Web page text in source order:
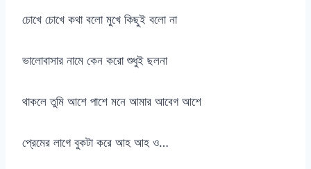
চোখে চোখে কথা বলো মুখে কিছুই বলো না
ভালোবাসার নামে কেন করো শুধুই ছলনা
থাকলে তুমি আশে পাশে মনে আমার আবেগ আশে
প্রেমের লাগে বুকটা করে আহ আহ ও…